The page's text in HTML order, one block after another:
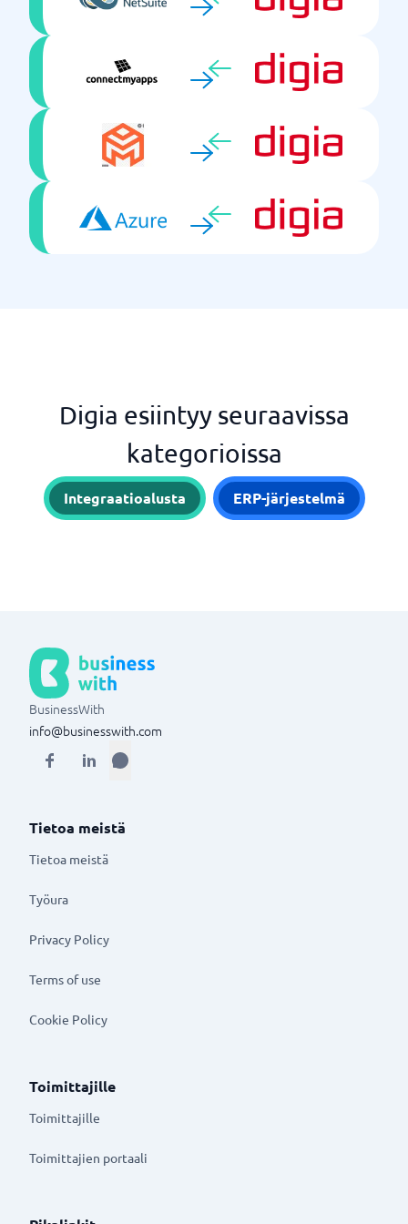
Digia esiintyy seuraavissa
kategorioissa
Integraatioalusta ERP-järjestelmä
BusinessWith
info@businesswith.com
Tietoa meistä
Tietoa meistä
Työura
Privacy Policy
Terms of use
Cookie Policy
Toimittajille
Toimittajille
Toimittajien portaali